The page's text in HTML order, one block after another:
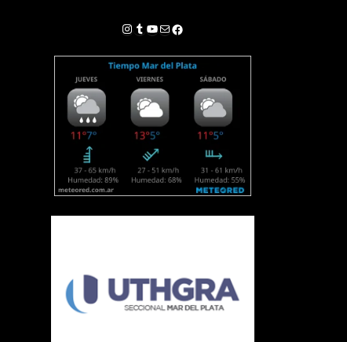
Instagram
Tumblr
YouTube
Correo electrónico
Facebook